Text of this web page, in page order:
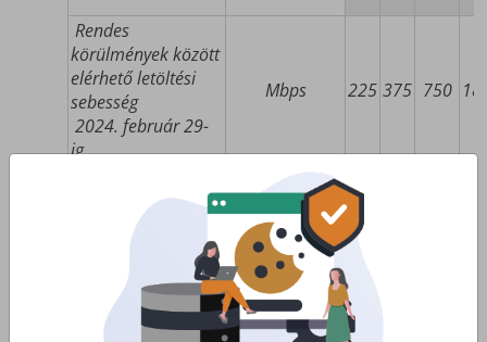
Rendes
körülmények között
elérhető letöltési
sebesség
2024. február 29-
ig.
Mbps 225 375 750
körülmények között
elérhető feltöltési
2024. február 29-
Mbps 60